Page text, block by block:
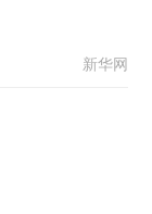
新华网